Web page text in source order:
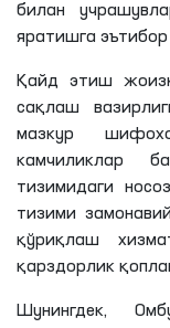
билан
яратишга
Қайд этиш
сақлаш
мазкур
камчиликлар
тизимидаги
тизими
қўриқлаш
қарздорлик
Шунингдек,